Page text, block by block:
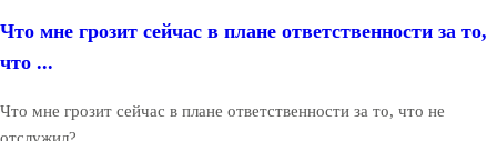
Что мне грозит сейчас в плане ответственности за то,
что ...
Что мне грозит сейчас в плане ответственности за то, что не